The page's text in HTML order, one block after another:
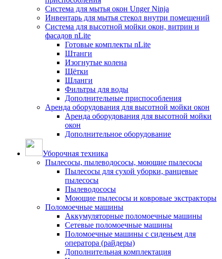
Система для мытья окон Unger Ninja
Инвентарь для мытья стекол внутри помещений
Система для высотной мойки окон, витрин и
фасадов nLite
Готовые комплекты nLite
Штанги
Изогнутые колена
Щётки
Шланги
Фильтры для воды
Дополнительные приспособления
Аренда оборудования для высотной мойки окон
Аренда оборудования для высотной мойки
окон
Дополнительное оборудование
Уборочная техника
Пылесосы, пылеводососы, моющие пылесосы
Пылесосы для сухой уборки, ранцевые
пылесосы
Пылеводососы
Моющие пылесосы и ковровые экстракторы
Поломоечные машины
Аккумуляторные поломоечные машины
Сетевые поломоечные машины
Поломоечные машины с сиденьем для
оператора (райдеры)
Дополнительная комплектация